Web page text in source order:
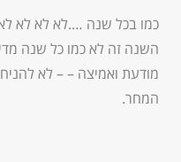
כמו בכל שנה ….לא לא לא
השנה זה לא כמו כל שנה
מודעת ואמיצה – – לא
המחר.